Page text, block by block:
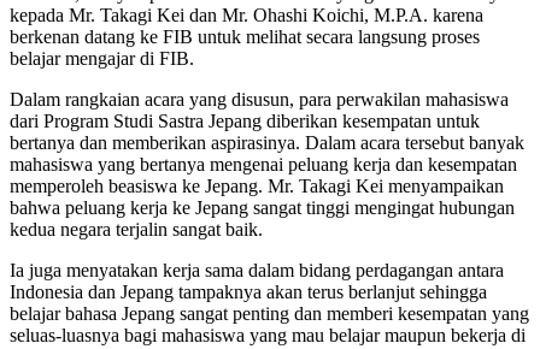
kepada Mr. Takagi Kei dan Mr. Ohashi Koichi, M.P.A. karena
berkenan datang ke FIB untuk melihat secara langsung proses
belajar mengajar di FIB.
Dalam rangkaian acara yang disusun, para perwakilan mahasiswa
dari Program Studi Sastra Jepang diberikan kesempatan untuk
bertanya dan memberikan aspirasinya. Dalam acara tersebut banyak
mahasiswa yang bertanya mengenai peluang kerja dan kesempatan
memperoleh beasiswa ke Jepang. Mr. Takagi Kei menyampaikan
bahwa peluang kerja ke Jepang sangat tinggi mengingat hubungan
kedua negara terjalin sangat baik.
Ia juga menyatakan kerja sama dalam bidang perdagangan antara
Indonesia dan Jepang tampaknya akan terus berlanjut sehingga
belajar bahasa Jepang sangat penting dan memberi kesempatan yang
seluas-luasnya bagi mahasiswa yang mau belajar maupun bekerja di